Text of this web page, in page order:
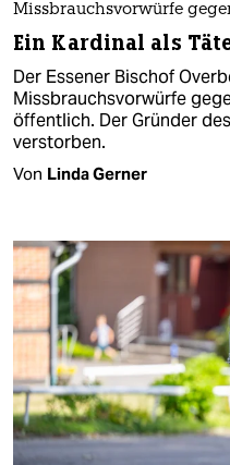
Missbrauchsvorwürfe
Ein Kardinal als
Der Essener Bischof
Missbrauchsvorwürfe
öffentlich. Der Gründer
verstorben.
Von Linda Gerner